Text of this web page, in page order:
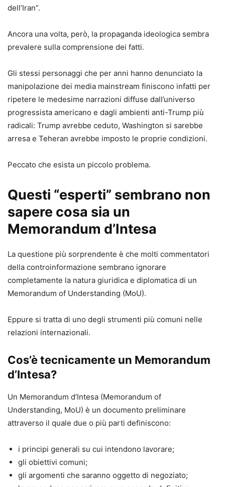
dell’Iran”.
Ancora una volta, però, la propaganda ideologica sembra
prevalere sulla comprensione dei fatti.
Gli stessi personaggi che per anni hanno denunciato la
manipolazione dei media mainstream finiscono infatti per
ripetere le medesime narrazioni diffuse dall’universo
progressista americano e dagli ambienti anti-Trump più
radicali: Trump avrebbe ceduto, Washington si sarebbe
arresa e Teheran avrebbe imposto le proprie condizioni.
Peccato che esista un piccolo problema.
Questi “esperti” sembrano non
sapere cosa sia un
Memorandum d’Intesa
La questione più sorprendente è che molti commentatori
della controinformazione sembrano ignorare
completamente la natura giuridica e diplomatica di un
Memorandum of Understanding (MoU).
Eppure si tratta di uno degli strumenti più comuni nelle
relazioni internazionali.
Cos’è tecnicamente un Memorandum
d’Intesa?
Un Memorandum d’Intesa (Memorandum of
Understanding, MoU) è un documento preliminare
attraverso il quale due o più parti definiscono:
i principi generali su cui intendono lavorare;
gli obiettivi comuni;
gli argomenti che saranno oggetto di negoziato;